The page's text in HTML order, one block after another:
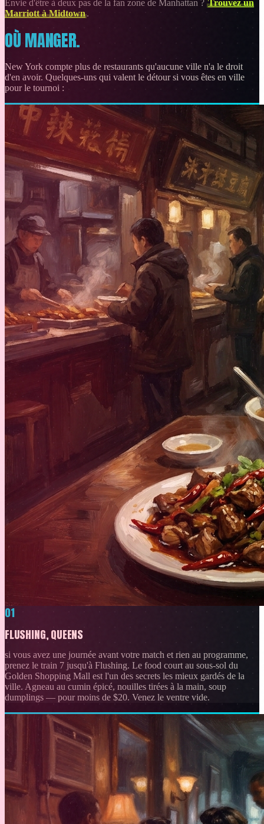
Envie d'être à deux pas de la fan zone de Manhattan ? Trouvez un
Marriott à Midtown.
OÙ MANGER.
New York compte plus de restaurants qu'aucune ville n'a le droit
d'en avoir. Quelques-uns qui valent le détour si vous êtes en ville
pour le tournoi :
01
FLUSHING, QUEENS
si vous avez une journée avant votre match et rien au programme,
prenez le train 7 jusqu'à Flushing. Le food court au sous-sol du
Golden Shopping Mall est l'un des secrets les mieux gardés de la
ville. Agneau au cumin épicé, nouilles tirées à la main, soup
dumplings — pour moins de $20. Venez le ventre vide.